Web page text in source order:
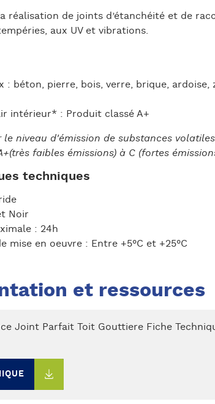
réalisation de joints d’étanchéité et de
aux UV et vibrations.
: béton, pierre, bois, verre, brique, ardoise,
intérieur* : Produit classé A+
niveau d'émission de substances
faibles émissions) à C (fortes
techniques
Noir
: 24h
mise en oeuvre : Entre +5°C et +25°C
et ressources
Joint Parfait Toit Gouttiere Fiche